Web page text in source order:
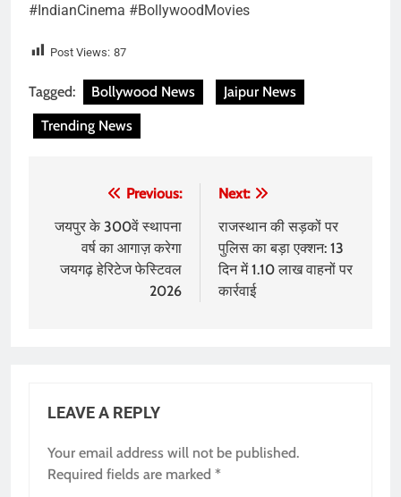
#IndianCinema #BollywoodMovies
Post Views: 87
Tagged: Bollywood News
Jaipur News
Trending News
navigation
Previous:
जयपुर के 300वें स्थापना
वर्ष का आगाज़ करेगा
जयगढ़ हेरिटेज फेस्टिवल
2026
Next:
राजस्थान की सड़कों पर
पुलिस का बड़ा एक्शन: 13
दिन में 1.10 लाख वाहनों पर
कार्रवाई
LEAVE A REPLY
Your email address will not be published.
Required fields are marked *